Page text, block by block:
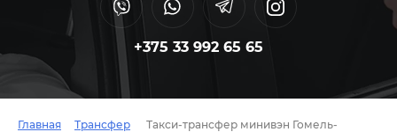
+375 33 992 65 65
Главная Трансфер
Такси-трансфер минивэн Гомель-